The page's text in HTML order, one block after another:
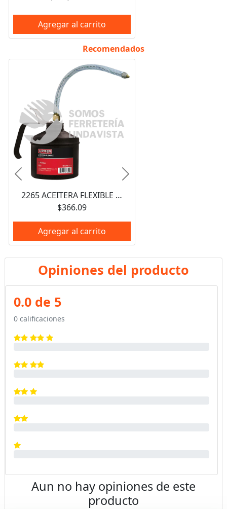
Agregar al carrito
Recomendados
2265 ACEITERA FLEXIBLE DE 946 ML URREA
$366.09
Agregar al carrito
Anterior Siguiente
Opiniones del producto
Aun no hay opiniones de este
producto
0.0 de 5
0 calificaciones